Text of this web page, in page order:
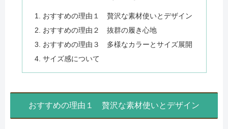
おすすめの理由１ 贅沢な素材使いとデザイン
おすすめの理由２ 抜群の履き心地
おすすめの理由３ 多様なカラーとサイズ展開
サイズ感について
おすすめの理由１ 贅沢な素材使いとデザイン